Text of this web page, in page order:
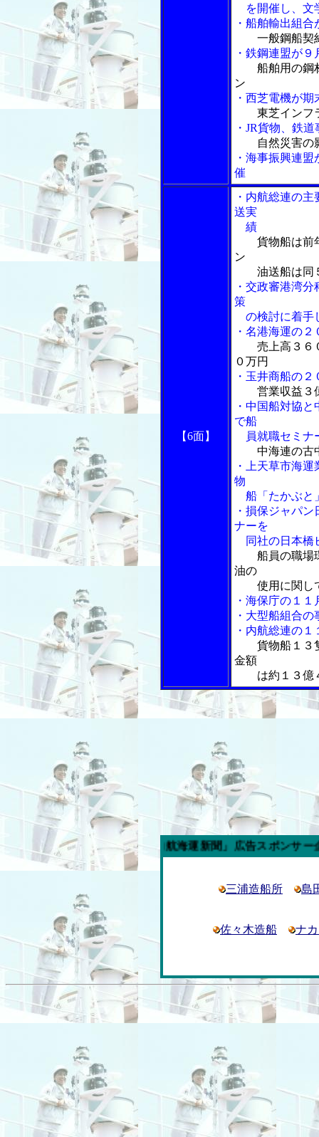
を開催し、文
・船舶輸出組
一般鋼船契
・鉄鋼連盟が
船舶用の鋼
ン
・西芝電機が
東芝インフ
・JR貨物、鉄
自然災害の
・海事振興連
催
【6面】
・内航総連の
送実
績
貨物船は前
ン
油送船は同５
・交政審港湾
策
の検討に着手
・名港海運の
売上高３６
０万円
・玉井商船の
営業収益３
・中国船対協
で船
員就職セミナ
中海連の古
・上天草市海
物
船「たかぶと
・損保ジャパ
ナーを
同社の日本橋
船員の職場
油の
使用に関し
・海保庁の１
・大型船組合
・内航総連の
貨物船１３
金額
は約１３億
今週の「内航海運新聞」広告スポンサー企業
三浦造船所 島
佐々木造船 ナ